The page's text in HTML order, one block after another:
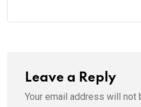
Leave a Reply
Your email address will not